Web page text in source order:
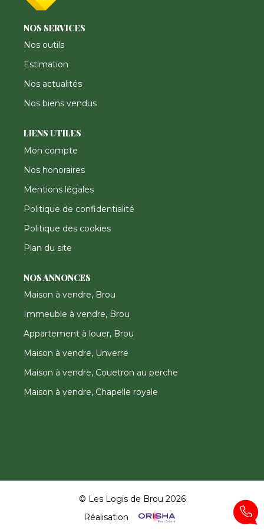
NOS SERVICES
Nos outils
Estimation
Nos actualités
Nos biens vendus
LIENS UTILES
Mon compte
Nos honoraires
Mentions légales
Politique de confidentialité
Politique des cookies
Plan du site
NOS ANNONCES
Maison à vendre, Brou
Immeuble à vendre, Brou
Appartement à louer, Brou
Maison à vendre, Unverre
Maison à vendre, Couetron au perche
Maison à vendre, Chapelle royale
© Les Logis de Brou 2026
Réalisation